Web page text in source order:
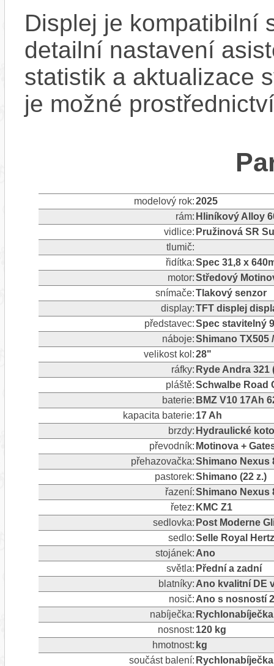
Displej je kompatibilní
detailní nastavení
statistik a aktualizace
je možné
modelový rok:2025
rám: Hliníkový Alloy
vidlice: Pružinová SR
tlumič:
řidítka:Spec 31,8 x
motor:Středový
snímače:Tlakový senzor
display:TFT displej
představec:Spec stavitelný
náboje:Shimano TX505
velikost kol:28"
ráfky: Ryde Andra 321
pláště:Schwalbe Road
baterie: BMZ V10 17Ah
kapacita baterie: 17 Ah
brzdy: Hydraulické
převodník: Motinova +
přehazovačka:Shimano Nexus
pastorek:Shimano (22 z.)
řazení:Shimano Nexus
řetez: KMC Z1
sedlovka: Post Moderne
sedlo:Selle Royal Hertz
stojánek: Ano
světla: Přední a zadní
blatníky: Ano kvalitní DE
nosič: Ano s nosností
nabíječka:
nosnost: 120 kg
hmotnost: kg
součást balení: